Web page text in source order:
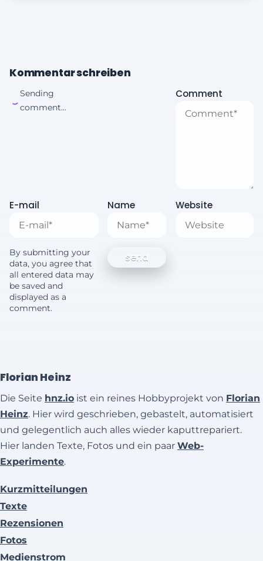
Kommentar schreiben
Sending
comment...
Comment
E-mail Name Website
By submitting your
data, you agree that
all entered data may
be saved and
displayed as a
comment.
Florian Heinz
Die Seite hnz.io ist ein reines Hobbyprojekt von Florian
Heinz. Hier wird geschrieben, gebastelt, automatisiert
und gelegentlich auch alles wieder kaputtrepariert.
Hier landen Texte, Fotos und ein paar Web-
Experimente.
Kurzmitteilungen
Texte
Rezensionen
Fotos
Medienstrom